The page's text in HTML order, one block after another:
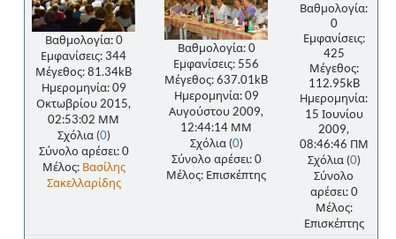
Βαθμολογία: 0
Εμφανίσεις: 344
Μέγεθος: 81.34kB
Ημερομηνία: 09
Οκτωβρίου 2015,
02:53:02 ΜΜ
Σχόλια (0)
Σύνολο αρέσει: 0
Μέλος: Βασίλης
Σακελλαρίδης
Βαθμολογία: 0
Εμφανίσεις: 556
Μέγεθος: 637.01kB
Ημερομηνία: 09
Αυγούστου 2009,
12:44:14 ΜΜ
Σχόλια (0)
Σύνολο αρέσει: 0
Μέλος: Επισκέπτης
Βαθμολογία:
0
Εμφανίσεις:
425
Μέγεθος:
112.95kB
Ημερομηνία:
15 Ιουνίου
2009,
08:46:46 ΠΜ
Σχόλια (0)
Σύνολο
αρέσει: 0
Μέλος:
Επισκέπτης